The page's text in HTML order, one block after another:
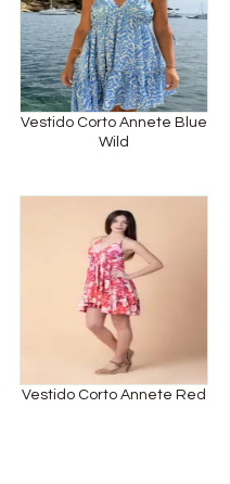
Vestido Corto Annete Blue
Wild
Vestido Corto Annete Red